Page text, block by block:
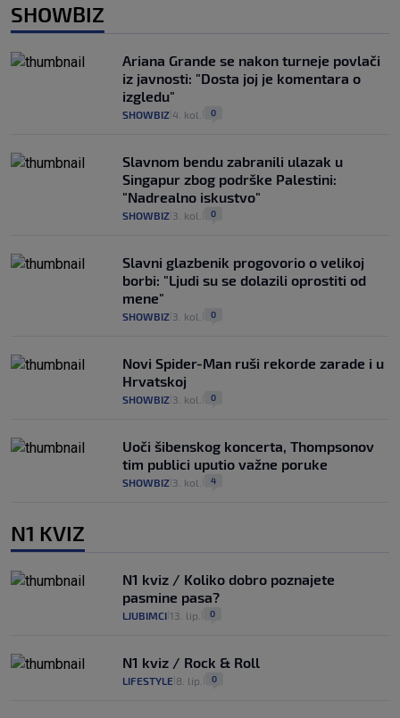
SHOWBIZ
Ariana Grande se nakon turneje povlači
iz javnosti: "Dosta joj je komentara o
izgledu"
SHOWBIZ 4. kol. 0
Slavnom bendu zabranili ulazak u
Singapur zbog podrške Palestini:
"Nadrealno iskustvo"
SHOWBIZ 3. kol. 0
Slavni glazbenik progovorio o velikoj
borbi: "Ljudi su se dolazili oprostiti od
mene"
SHOWBIZ 3. kol. 0
Novi Spider-Man ruši rekorde zarade i u
Hrvatskoj
SHOWBIZ 3. kol. 0
Uoči šibenskog koncerta, Thompsonov
tim publici uputio važne poruke
SHOWBIZ 3. kol. 4
N1 KVIZ
N1 kviz / Koliko dobro poznajete
pasmine pasa?
LJUBIMCI 13. lip. 0
N1 kviz / Rock & Roll
LIFESTYLE 8. lip. 0